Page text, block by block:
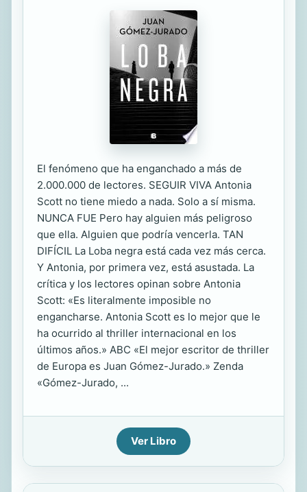
El fenómeno que ha enganchado a más de
2.000.000 de lectores. SEGUIR VIVA Antonia
Scott no tiene miedo a nada. Solo a sí misma.
NUNCA FUE Pero hay alguien más peligroso
que ella. Alguien que podría vencerla. TAN
DIFÍCIL La Loba negra está cada vez más cerca.
Y Antonia, por primera vez, está asustada. La
crítica y los lectores opinan sobre Antonia
Scott: «Es literalmente imposible no
engancharse. Antonia Scott es lo mejor que le
ha ocurrido al thriller internacional en los
últimos años.» ABC «El mejor escritor de thriller
de Europa es Juan Gómez-Jurado.» Zenda
«Gómez-Jurado, ...
Ver Libro